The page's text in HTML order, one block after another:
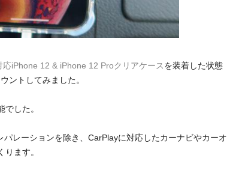
iPhone 12 & iPhone 12 Proクリアケースを装着した状態
ントしてみました。
した。
レーションを除き、CarPlayに対応したカーナビやカーオ
ます。